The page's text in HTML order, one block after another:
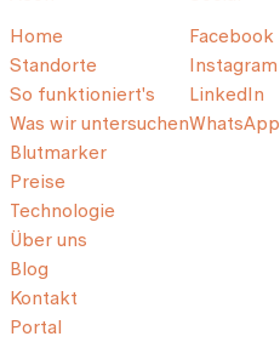
Home
Standorte
So funktioniert's
Was wir untersuchen
Blutmarker
Preise
Technologie
Über uns
Blog
Kontakt
Portal
Facebook
Instagram
LinkedIn
WhatsApp